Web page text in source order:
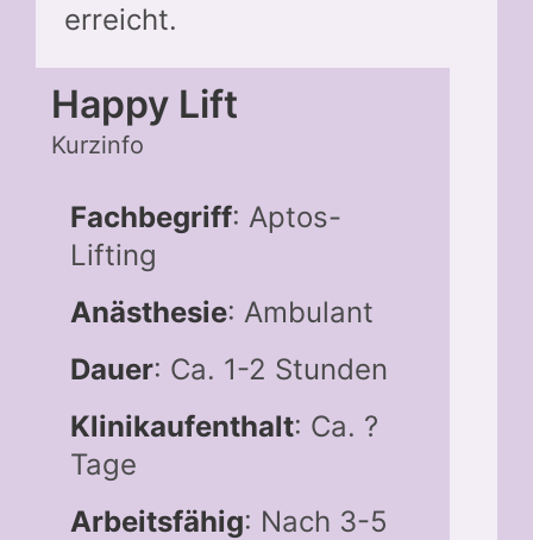
erreicht.
Happy Lift
Kurzinfo
Fachbegriff: Aptos-
Lifting
Anästhesie: Ambulant
Dauer: Ca. 1-2 Stunden
Klinikaufenthalt: Ca. ?
Tage
Arbeitsfähig: Nach 3-5